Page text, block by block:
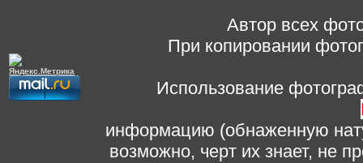
Автор всех
При копировании
Использование
информацию (обнаженную
возможно, черт их знает, не